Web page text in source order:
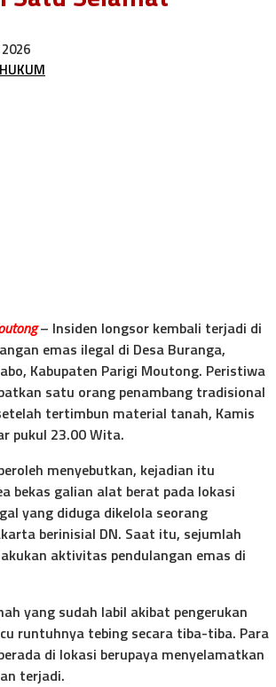
HUKUM
– Insiden longsor kembali terjadi di
emas ilegal di Desa Buranga,
Kabupaten Parigi Moutong. Peristiwa
satu orang penambang tradisional
tertimbun material tanah, Kamis
pukul 23.00 Wita.
menyebutkan, kejadian itu
bekas galian alat berat pada lokasi
yang diduga dikelola seorang
berinisial DN. Saat itu, sejumlah
aktivitas pendulangan emas di
yang sudah labil akibat pengerukan
runtuhnya tebing secara tiba-tiba. Para
di lokasi berupaya menyelamatkan
terjadi.